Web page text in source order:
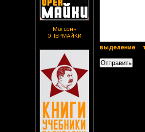
Магазин
ОПЕРМАЙКИ
выделение